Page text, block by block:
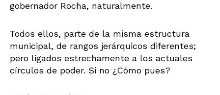
gobernador Rocha, naturalmente.
Todos ellos, parte de la misma estructura
municipal, de rangos jerárquicos diferentes;
pero ligados estrechamente a los actuales
círculos de poder. Si no ¿Cómo pues?